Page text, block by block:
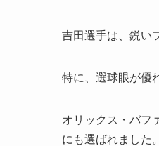
吉田選手は、鋭い
特に、選球眼が優
オリックス・バフ
にも選ばれました。